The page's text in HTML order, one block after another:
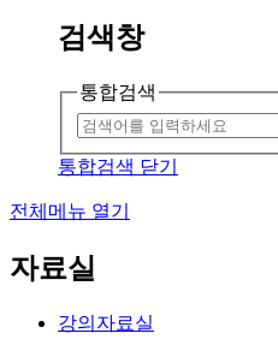
검색창
통합검색
통합검색 닫기
전체메뉴 열기
자료실
강의자료실